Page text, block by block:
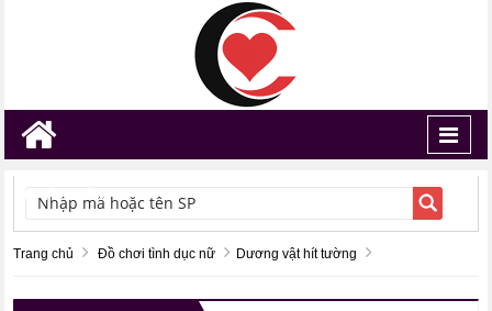
TÌM KIẾM
Trang chủ Đồ chơi tình dục nữ Dương vật hít tường